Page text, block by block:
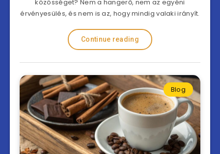
közösséget? Nem a hangerő, nem az egyéni
érvényesülés, és nem is az, hogy mindig valaki irányít.
Continue reading
Blog